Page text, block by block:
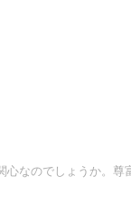
なのでしょうか。尊